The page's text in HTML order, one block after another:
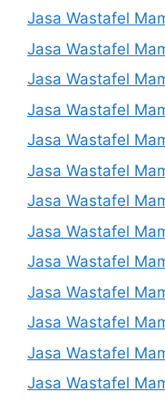
Jasa Wastafel
Jasa Wastafel
Jasa Wastafel
Jasa Wastafel
Jasa Wastafel
Jasa Wastafel
Jasa Wastafel
Jasa Wastafel
Jasa Wastafel
Jasa Wastafel
Jasa Wastafel
Jasa Wastafel
Jasa Wastafel